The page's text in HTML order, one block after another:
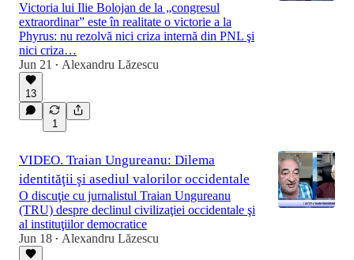
Victoria lui Ilie Bolojan de la „congresul
extraordinar” este în realitate o victorie a la
Phyrus: nu rezolvă nici criza internă din PNL şi
nici criza…
Jun 21
• Alexandru Lăzescu
13
1
VIDEO. Traian Ungureanu: Dilema
identităţii şi asediul valorilor occidentale
O discuţie cu jurnalistul Traian Ungureanu
(TRU) despre declinul civilizaţiei occidentale şi
al instituţiilor democratice
Jun 18 • Alexandru Lăzescu